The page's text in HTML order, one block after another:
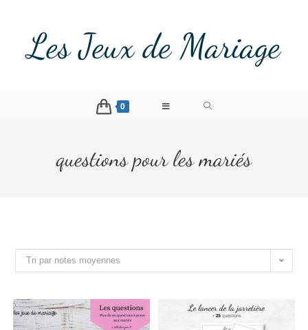
Les Jeux de Mariage
0
questions pour les mariés
Tri par notes moyennes